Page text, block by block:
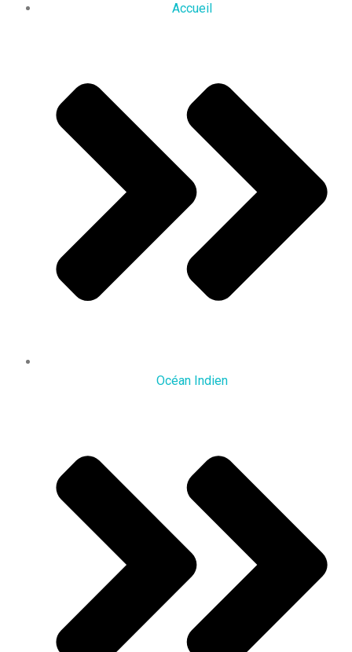
Accueil
Océan Indien